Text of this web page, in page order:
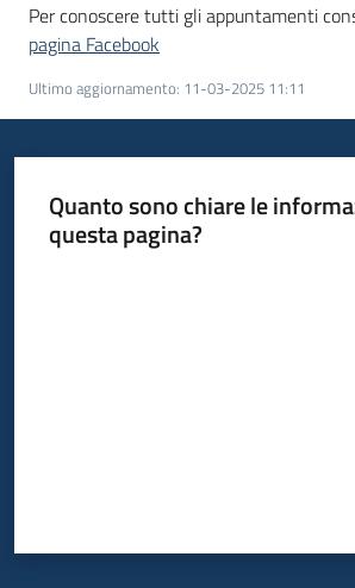
Per conoscere tutti gli appuntamenti
pagina Facebook
Ultimo aggiornamento: 11-03-2025 11:11
Quanto sono chiare le
questa pagina?